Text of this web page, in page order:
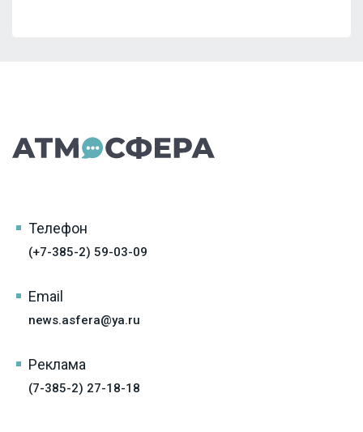
Телефон
(+7-385-2) 59-03-09
Email
news.asfera@ya.ru
Реклама
(7-385-2) 27-18-18